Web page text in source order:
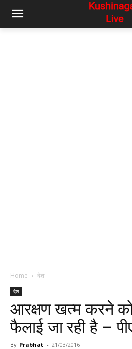
Home देश
देश
आरक्षण खत्म करने
फैलाई जा रही है –
By Prabhat - 21/03/2016